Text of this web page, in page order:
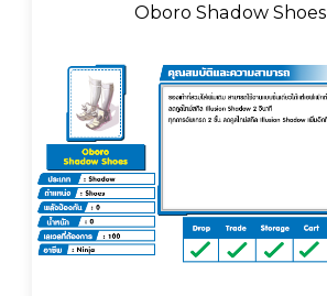
Oboro Shadow Shoes